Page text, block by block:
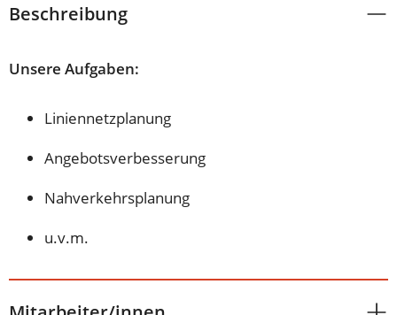
Beschreibung
Unsere Aufgaben:
Liniennetzplanung
Angebotsverbesserung
Nahverkehrsplanung
u.v.m.